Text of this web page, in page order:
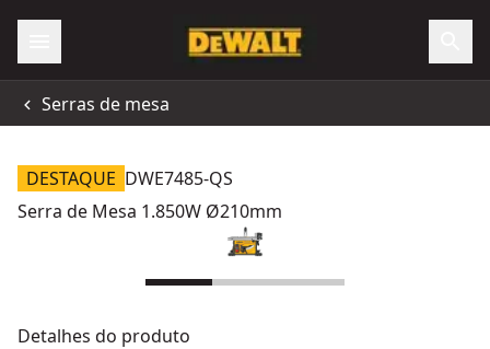
Serras de mesa
DESTAQUE DWE7485-QS
Serra de Mesa 1.850W Ø210mm
Detalhes do produto